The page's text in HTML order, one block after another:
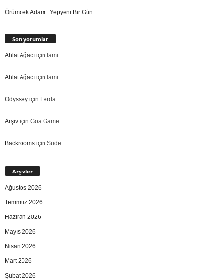
Örümcek Adam : Yepyeni Bir Gün
Son yorumlar
Ahlat Ağacı için lami
Ahlat Ağacı için lami
Odyssey için Ferda
Arşiv için Goa Game
Backrooms için Sude
Arşivler
Ağustos 2026
Temmuz 2026
Haziran 2026
Mayıs 2026
Nisan 2026
Mart 2026
Şubat 2026